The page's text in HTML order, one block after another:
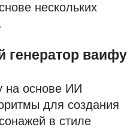
нескольких
генератор ваифу
на основе ИИ
для создания
в стиле